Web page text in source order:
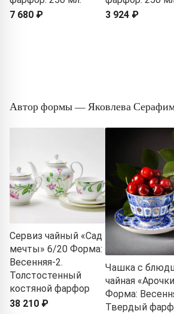
7 680 ₽
3 924 ₽
Автор формы — Яковлева
Сервиз чайный «Сад
мечты» 6/20 Форма:
Весенняя-2.
Толстостенный
костяной фарфор
38 210 ₽
Чашка с
чайная
Форма:
Твердый